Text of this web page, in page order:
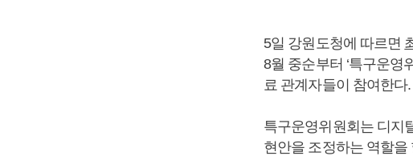
5일 강원도청에 따르면
8월 중순부터 ‘특구운영
료 관계자들이 참여한다.
특구운영위원회는 디지
현안을 조정하는 역할을